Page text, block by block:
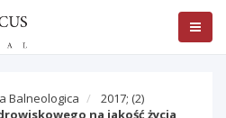
Balneologica 2017; (2)
na jakość życia